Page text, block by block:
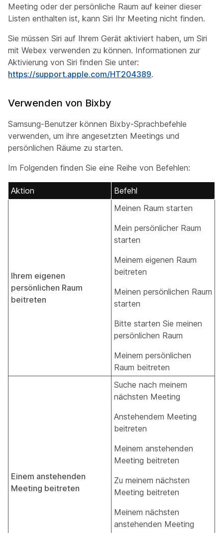
Meeting oder der persönliche Raum auf keiner dieser
Listen enthalten ist, kann Siri Ihr Meeting nicht finden.
Sie müssen Siri auf Ihrem Gerät aktiviert haben, um Siri
mit Webex verwenden zu können. Informationen zur
Aktivierung von Siri finden Sie unter:
https://support.apple.com/HT204389.
Verwenden von Bixby
Samsung-Benutzer können Bixby-Sprachbefehle
verwenden, um ihre angesetzten Meetings und
persönlichen Räume zu starten.
Im Folgenden finden Sie eine Reihe von Befehlen:
Aktion Befehl
Ihrem eigenen
persönlichen Raum
beitreten
Meinen Raum starten
Mein persönlicher Raum
starten
Meinem eigenen Raum
beitreten
Meinen persönlichen Raum
starten
Bitte starten Sie meinen
persönlichen Raum
Meinem persönlichen
Raum beitreten
Einem anstehenden
Meeting beitreten
Suche nach meinem
nächsten Meeting
Anstehendem Meeting
beitreten
Meinem anstehenden
Meeting beitreten
Zu meinem nächsten
Meeting beitreten
Meinem nächsten
anstehenden Meeting